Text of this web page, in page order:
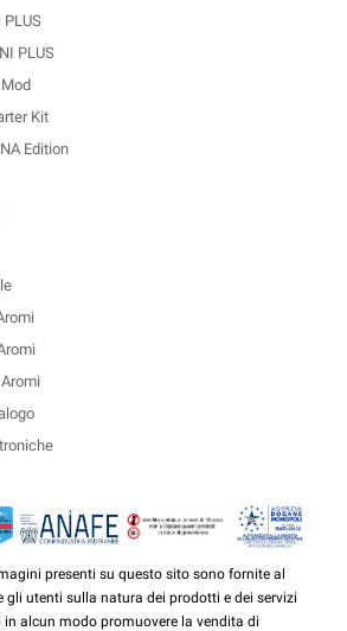
PLUS
PLUS
Kit
Edition
Aromi
presenti su questo sito sono fornite al
gli utenti sulla natura dei prodotti e dei servizi
alcun modo promuovere la vendita di